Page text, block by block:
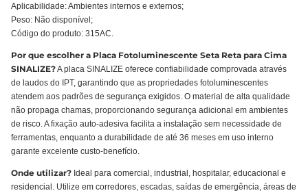
Aplicabilidade: Ambientes internos e externos;
Peso: Não disponível;
Código do produto: 315AC.
Por que escolher a Placa Fotoluminescente Seta Reta para Cima
SINALIZE?A placa SINALIZE oferece confiabilidade comprovada através
de laudos do IPT, garantindo que as propriedades fotoluminescentes
atendem aos padrões de segurança exigidos. O material de alta qualidade
não propaga chamas, proporcionando segurança adicional em ambientes
de risco. A fixação auto-adesiva facilita a instalação sem necessidade de
ferramentas, enquanto a durabilidade de até 36 meses em uso interno
garante excelente custo-benefício.
Onde utilizar? Ideal para comercial, industrial, hospitalar, educacional e
residencial. Utilize em corredores, escadas, saídas de emergência, áreas de